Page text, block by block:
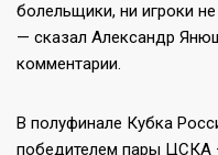
болельщики, ни игроки
— сказал Александр
комментарии.
В полуфинале Кубка
победителем пары ЦСКА